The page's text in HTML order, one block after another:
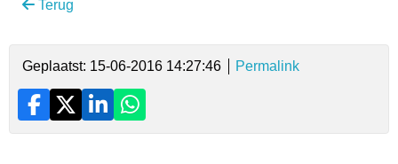
Terug
Geplaatst: 15-06-2016 14:27:46 Permalink